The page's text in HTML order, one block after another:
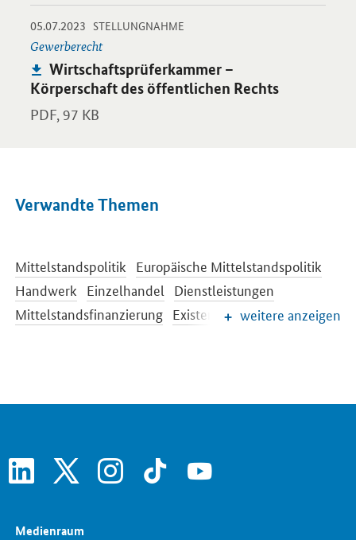
05.07.2023 -
STELLUNGNAHME
Gewerberecht
Publikation:
Wirtschaftsprüferkammer –
Körperschaft des öffentlichen Rechts
PDF, 97 KB
Öffnet PDF "Wirtschaftsprüferkammer – Körperschaft des
Verwandte Themen
Mittelstandspolitik Europäische Mittelstandspolitik
Handwerk Einzelhandel
Dienstleistungen
Mittelstandsfinanzierung Existenzgründungweitere anzeigen
linkedin instagram tiktok youtube
Medienraum